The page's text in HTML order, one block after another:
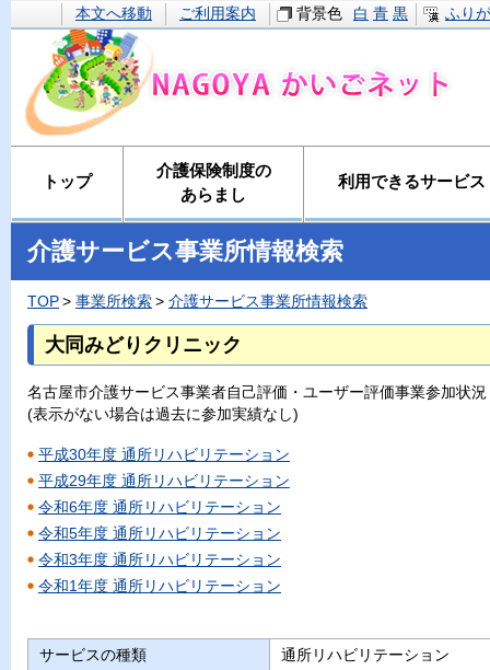
本文へ移動 ご利用案内 背景色 白 青 黒 ふり
トップ
介護保険制度の
あらまし
利用できるサービス
介護サービス事業所情報検索
TOP 事業所検索 介護サービス事業所情報検索
大同みどりクリニック
名古屋市介護サービス事業者自己評価・ユーザー評価事業参加状況
(表示がない場合は過去に参加実績なし)
平成30年度 通所リハビリテーション
平成29年度 通所リハビリテーション
令和6年度 通所リハビリテーション
令和5年度 通所リハビリテーション
令和3年度 通所リハビリテーション
令和1年度 通所リハビリテーション
サービスの種類 通所リハビリテーション